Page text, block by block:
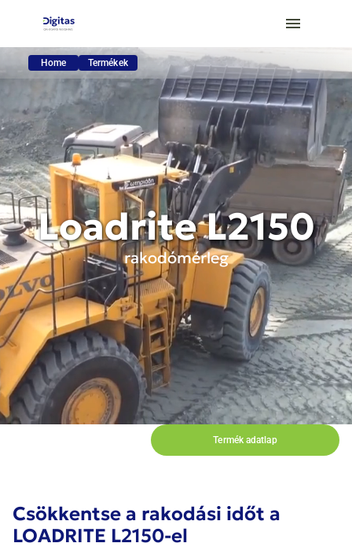
Home Termékek
Loadrite L2150
rakodómérleg
Termék adatlap
Csökkentse a rakodási időt a
LOADRITE L2150-el